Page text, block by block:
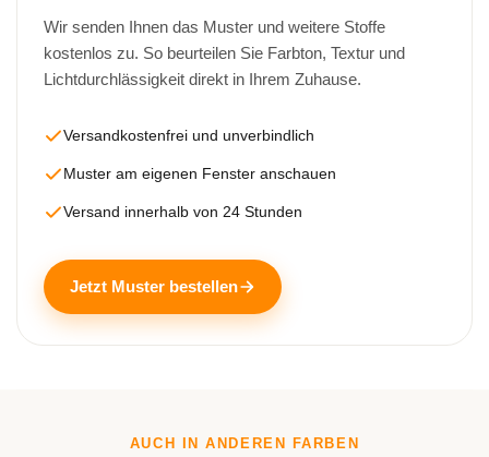
Wir senden Ihnen das Muster und weitere Stoffe
kostenlos zu. So beurteilen Sie Farbton, Textur und
Lichtdurchlässigkeit direkt in Ihrem Zuhause.
Versandkostenfrei und unverbindlich
Muster am eigenen Fenster anschauen
Versand innerhalb von 24 Stunden
Jetzt Muster bestellen
AUCH IN ANDEREN FARBEN